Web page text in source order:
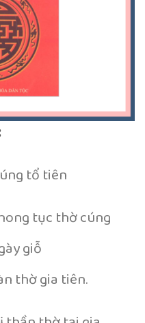
tổ tiên
tục thờ cúng
giỗ
thờ gia tiên.